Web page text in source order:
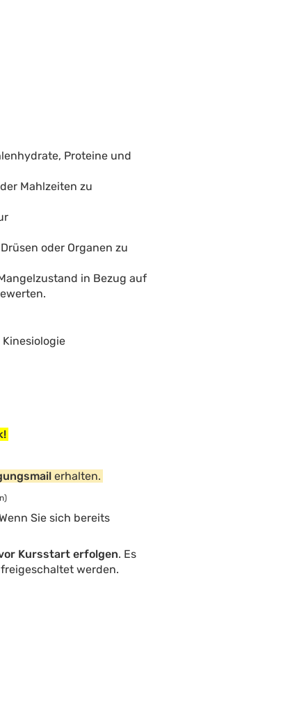
Proteine und
Mahlzeiten zu
oder Organen zu
in Bezug auf
erhalten.
Sie sich bereits
Kursstart erfolgen. Es
werden.